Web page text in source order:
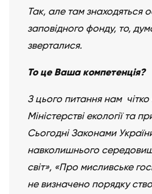
Так, але там знаходяться
заповідного фонду, то,
зверталися.
То це Ваша компетенція?
З цього питання нам чітко
Міністерстві екології та
Сьогодні Законами
навколишнього
світ», «Про мисливське
не визначено порядку